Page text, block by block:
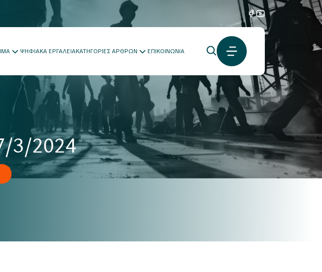
ΨΗΦΙΑΚΑ ΕΡΓΑΛΕΙΑΚΑΤΗΓΟΡΙΕΣ ΑΡΘΡΩΝ ΕΠΙΚΟΙΝΩΝΙΑ
3/2024